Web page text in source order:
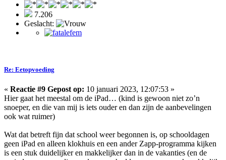
7.206
Geslacht:
Re: Eetopvoeding
« Reactie #9 Gepost op: 10 januari 2023, 12:07:53 »
Hier gaat het meestal om de iPad… (kind is gewoon niet zo’n
snoeper, en die van mij is iets ouder en dan zijn de aanbevelingen
ook wat ruimer)
Wat dat betreft fijn dat school weer begonnen is, op schooldagen
geen iPad en alleen klokhuis en een ander Zapp-programma kijken
is een stuk duidelijker en makkelijker dan in de vakanties (en de